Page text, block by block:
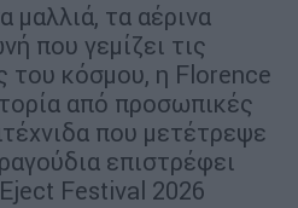
μαλλιά, τα αέρινα
που γεμίζει τις
του κόσμου, η Florence
από προσωπικές
που μετέτρεψε
επιστρέφει
Festival 2026